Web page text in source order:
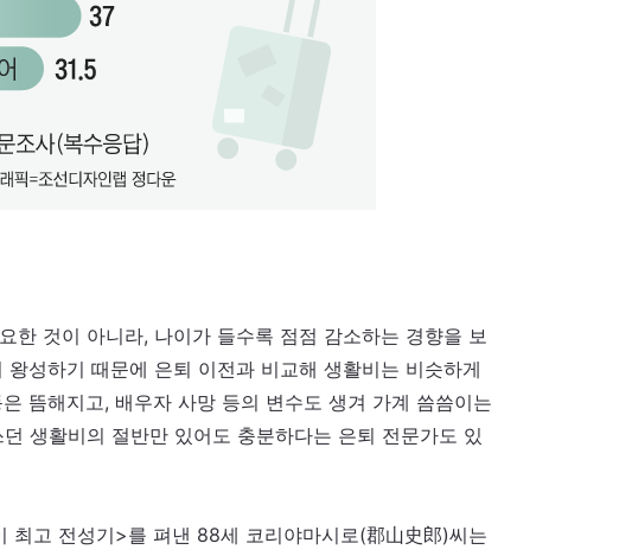
한 것이 아니라, 나이가 들수록 점점 감소하는 경향을 보
성하기 때문에 은퇴 이전과 비교해 생활비는 비슷하게
뜸해지고, 배우자 사망 등의 변수도 생겨 가계 씀씀이는
생활비의 절반만 있어도 충분하다는 은퇴 전문가도 있
최고 전성기>를 펴낸 88세 코리야마시로(郡山史郎)씨는